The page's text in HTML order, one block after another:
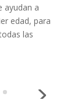
ayudan a
edad, para
las